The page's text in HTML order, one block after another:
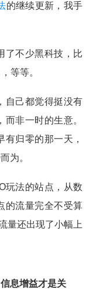
的继续更新，我手
了不少黑科技，比
等等。
自己都觉得挺没有
非一时的生意。
归零的那一天，
为。
玩法的站点，从数
的流量完全不受算
量还出现了小幅上
息增益才是关